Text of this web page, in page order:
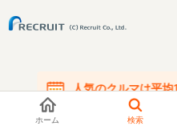
人気のクルマは平
在庫が無くなる前にお
ホーム 検索